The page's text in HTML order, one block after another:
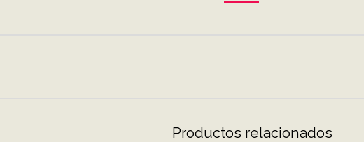
Productos relacionados